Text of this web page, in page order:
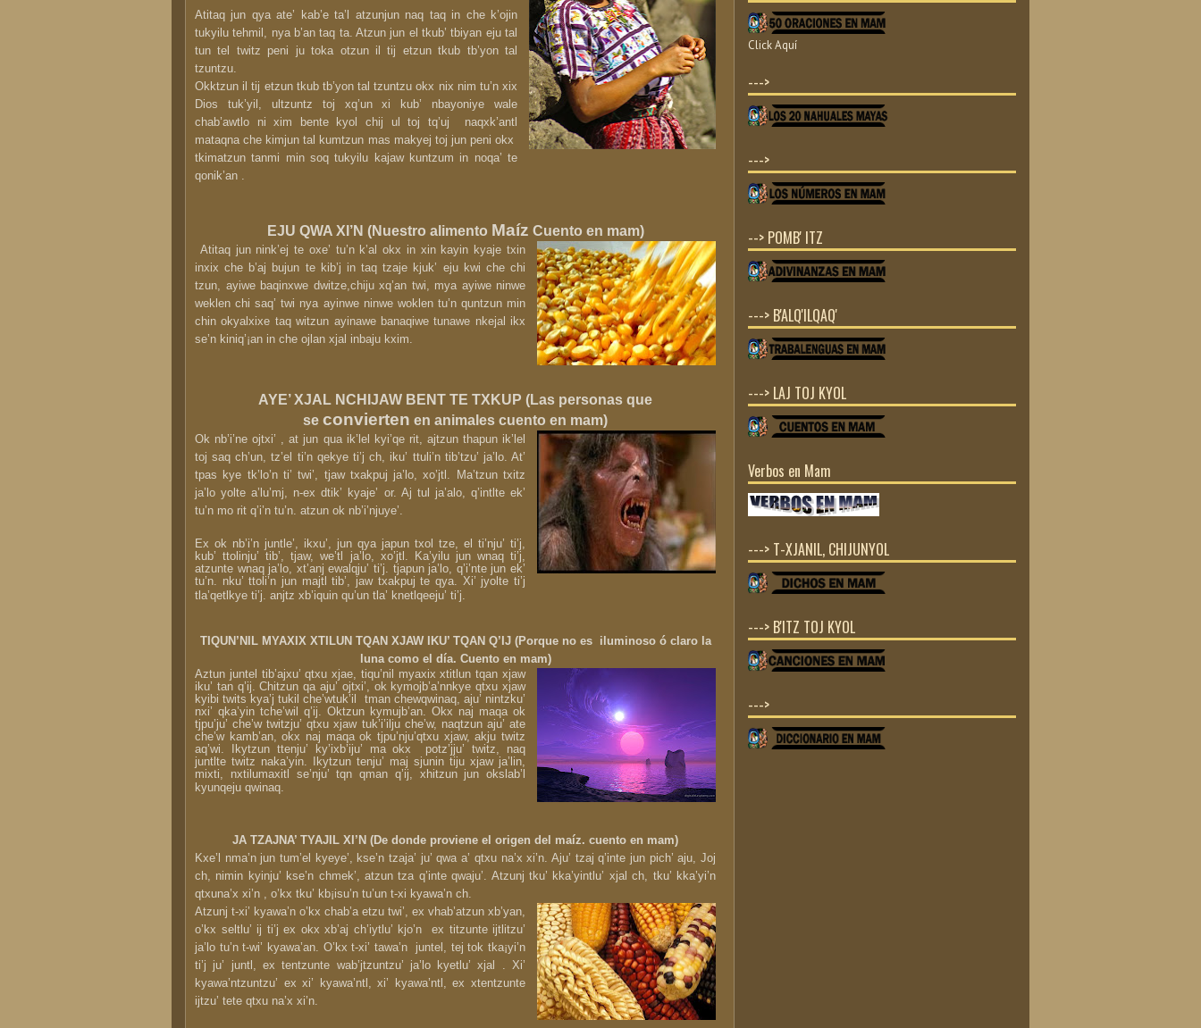
Atitaq jun qya ate’ kab’e ta’l atzunjun naq taq in che k’ojin
tukyilu tehmil, nya b’an taq ta. Atzun jun el tkub’ tbiyan eju tal
tun tel twitz peni ju toka otzun il tij etzun tkub tb’yon tal
tzuntzu.
Okktzun il tij etzun tkub tb’yon tal tzuntzu okx nix nim tu’n xix
Dios tuk’yil, ultzuntz toj xq’un xi kub’ nbayoniye wale
chab’awtlo ni xim bente kyol chij ul toj tq’uj naqxk’antl
mataqna che kimjun tal kumtzun mas makyej toj jun peni okx
tkimatzun tanmi min soq tukyilu kajaw kuntzum in noqa’ te
qonik’an .
EJU QWA XI’N (Nuestro alimento Maíz Cuento en mam)
Atitaq jun nink’ej te oxe’ tu’n k’al okx in xin kayin kyaje txin
inxix che b’aj bujun te kib’j in taq tzaje kjuk’ eju kwi che chi
tzun, ayiwe baqinxwe dwitze,chiju xq’an twi, mya ayiwe ninwe
weklen chi saq’ twi nya ayinwe ninwe woklen tu’n quntzun min
chin okyalxixe taq witzun ayinawe banaqiwe tunawe nkejal ikx
se’n kiniq’¡an in che ojlan xjal inbaju kxim.
AYE’ XJAL NCHIJAW BENT TE TXKUP (Las personas que
se convierten en animales cuento en mam)
Ok nb’i’ne ojtxi’ , at jun qua ik’lel kyi’qe rit, ajtzun thapun ik’lel
toj saq ch’un, tz’el ti’n qekye ti’j ch, iku’ ttuli’n tib’tzu’ ja’lo. At’
tpas kye tk’lo’n ti’ twi’, tjaw txakpuj ja’lo, xo’jtl. Ma’tzun txitz
ja’lo yolte a’lu’mj, n-ex dtik’ kyaje’ or. Aj tul ja’alo, q’intlte ek’
tu’n mo rit q’i’n tu’n. atzun ok nb’i’njuye’.
Ex ok nb’i’n juntle’, ikxu’, jun qya japun txol tze, el ti’nju’ ti’j,
kub’ ttolinju’ tib’, tjaw, we’tl ja’lo, xo’jtl. Ka’yilu jun wnaq ti’j,
atzunte wnaq ja’lo, xt’anj ewalqju’ ti’j. tjapun ja’lo, q’i’nte jun ek’
tu’n. nku’ ttoli’n jun majtl tib’, jaw txakpuj te qya. Xi’ jyolte ti’j
tla’qetlkye ti’j. anjtz xb’iquin qu’un tla’ knetlqeeju’ ti’j.
TIQUN’NIL MYAXIX XTILUN TQAN XJAW IKU’ TQAN Q’IJ (Porque no es iluminoso ó clarola
luna como el día. Cuento en mam)
Aztun juntel tib’ajxu’ qtxu xjae, tiqu’nil myaxix xtitlun tqan xjaw
iku’ tan q’ij. Chitzun qa aju’ ojtxi’, ok kymojb’a’nnkye qtxu xjaw
kyibi twits kya’j tukil che’wtuk’il tman chewqwinaq, aju’ nintzku’
nxi’ qka’yin tche’wil q’ij. Oktzun kymujb’an. Okx naj maqa ok
tjpu’ju’ che’w twitzju’ qtxu xjaw tuk’i’ilju che’w, naqtzun aju’ ate
che’w kamb’an, okx naj maqa ok tjpu’nju’qtxu xjaw, akju twitz
aq’wi. Ikytzun ttenju’ ky’ixb’iju’ ma okx potz’jju’ twitz, naq
juntlte twitz naka’yin. Ikytzun tenju’ maj sjunin tiju xjaw ja’lin,
mixti, nxtilumaxitl se’nju’ tqn qman q’ij, xhitzun jun okslab’l
kyunqeju qwinaq.
JA TZAJNA’ TYAJIL XI’N (De donde proviene el origen del maíz. cuento en mam)
Kxe’l nma’n jun tum’el kyeye’, kse’n tzaja’ ju’ qwa a’ qtxu na’x xi’n. Aju’ tzaj q’inte jun pich’ aju, Joj
ch, nimin kyinju’ kse’n chmek’, atzun tza q’inte qwaju’. Atzunj tku’ kka’yintlu’ xjal ch, tku’ kka’yi’n
qtxuna’x xi’n , o’kx tku’ kb¡isu’n tu’un t-xi kyawa’n ch.
Atzunj t-xi’ kyawa’n o’kx chab’a etzu twi’, ex vhab’atzun xb’yan,
o’kx seltlu’ ij ti’j ex okx xb’aj ch’iytlu’ kjo’n
ex titzunte ijtlitzu’
ja’lo tu’n t-wi’ kyawa’an. O’kx t-xi’ tawa’n
juntel, tej tok tka¡yi’n
ti’j ju’ juntl, ex tentzunte wab’jtzuntzu’ ja’lo kyetlu’ xjal . Xi’
kyawa’ntzuntzu’ ex xi’ kyawa’ntl, xi’ kyawa’ntl, ex xtentzunte
ijtzu’ tete qtxu na’x xi’n.
Click Aquí
--->
--->
--> POMB' ITZ
---> B'ALQ'ILQAQ'
---> LAJ TOJ KYOL
Verbos en Mam
---> T-XJANIL, CHIJUNYOL
---> B'ITZ TOJ KYOL
--->